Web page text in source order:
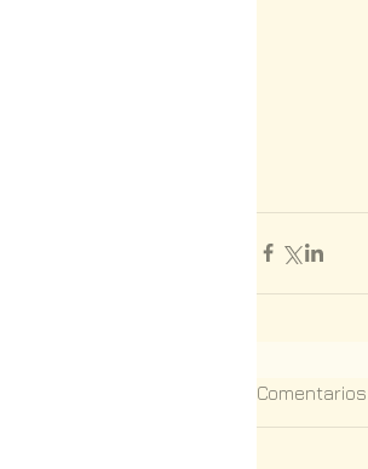
Comentarios